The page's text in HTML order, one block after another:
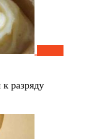
разряду